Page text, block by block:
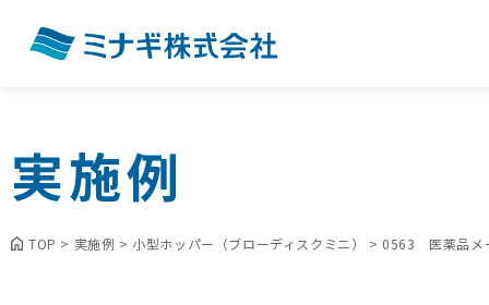
実施例
TOP > 実施例 > 小型ホッパー（ブローディスクミニ） > 0563 医薬品メ